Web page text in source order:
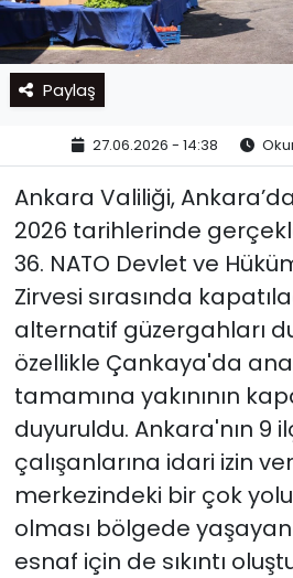
Paylaş
27.06.2026 - 14:38
Ankara Valiliği,
2026 tarihlerinde
36. NATO Devlet ve
Zirvesi sırasında
alternatif güzergahları
özellikle Çankaya'da
tamamına yakınının
duyuruldu. Ankara'nın 9
çalışanlarına idari izin
merkezindeki bir çok
olması bölgede
esnaf için de sıkıntı